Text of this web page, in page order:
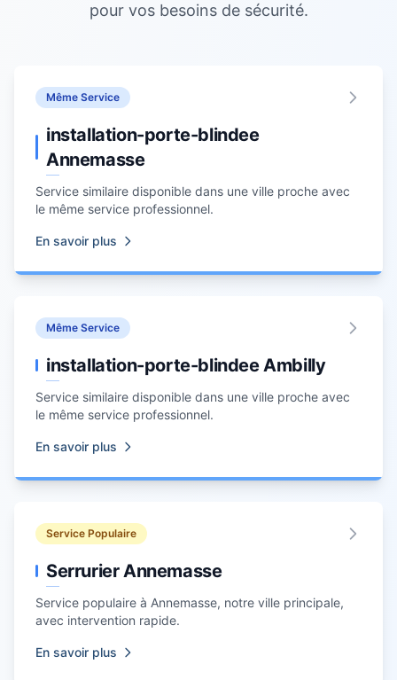
pour vos besoins de sécurité.
Même Service
installation-porte-blindee
Annemasse
Service similaire disponible dans une ville proche avec
le même service professionnel.
En savoir plus
Même Service
installation-porte-blindee Ambilly
Service similaire disponible dans une ville proche avec
le même service professionnel.
En savoir plus
Service Populaire
Serrurier Annemasse
Service populaire à Annemasse, notre ville principale,
avec intervention rapide.
En savoir plus